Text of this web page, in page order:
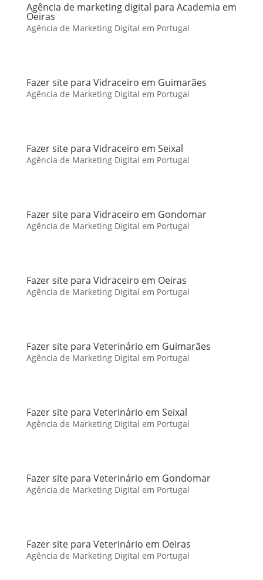
Agência de marketing digital para Academia em
Oeiras
Agência de Marketing Digital em Portugal
Fazer site para Vidraceiro em Guimarães
Agência de Marketing Digital em Portugal
Fazer site para Vidraceiro em Seixal
Agência de Marketing Digital em Portugal
Fazer site para Vidraceiro em Gondomar
Agência de Marketing Digital em Portugal
Fazer site para Vidraceiro em Oeiras
Agência de Marketing Digital em Portugal
Fazer site para Veterinário em Guimarães
Agência de Marketing Digital em Portugal
Fazer site para Veterinário em Seixal
Agência de Marketing Digital em Portugal
Fazer site para Veterinário em Gondomar
Agência de Marketing Digital em Portugal
Fazer site para Veterinário em Oeiras
Agência de Marketing Digital em Portugal